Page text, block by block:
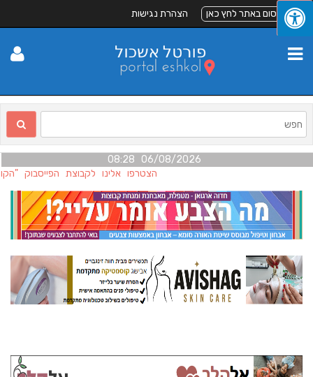
לפרסום באתר לחץ כאן הצהרת נגישות
06/08/2026 08:28
הצטרפו אלינו לקבוצת הפייסבוק